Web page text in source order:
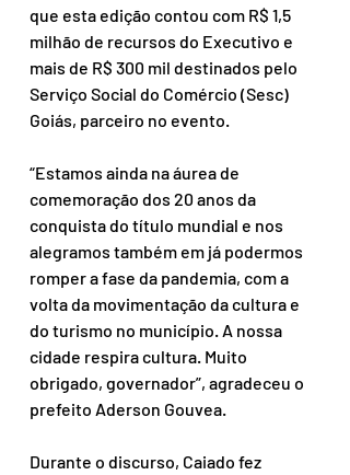
que esta edição contou com R$ 1,5
milhão de recursos do Executivo e
mais de R$ 300 mil destinados pelo
Serviço Social do Comércio (Sesc)
Goiás, parceiro no evento.
“Estamos ainda na áurea de
comemoração dos 20 anos da
conquista do título mundial e nos
alegramos também em já podermos
romper a fase da pandemia, com a
volta da movimentação da cultura e
do turismo no município. A nossa
cidade respira cultura. Muito
obrigado, governador”, agradeceu o
prefeito Aderson Gouvea.
Durante o discurso, Caiado fez